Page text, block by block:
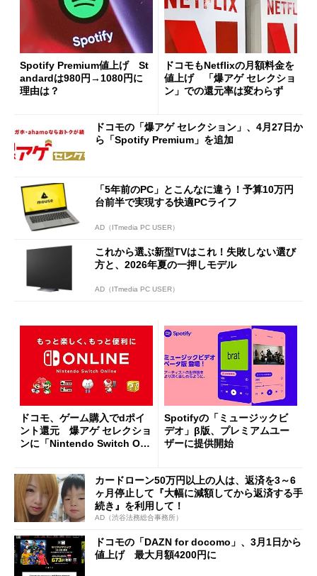
Spotify Premium値上げ St
andardは980円→1080円に
理由は？
ドコモもNetflixの月額料金を
値上げ 「爆アゲ セレクショ
ン」での還元率は変わらず
ドコモの「爆アゲ セレクション」、4月27日か
ら「Spotify Premium」を追加
「5年前のPC」とこんなに違う！予算10万円
台前半で実現する快適PCライフ
AD（ITmedia PC USER）
これから選ぶ新型TVはこれ！失敗しない選び
方と、2026年夏の一押しモデル
AD（ITmedia PC USER）
ドコモ、ゲーム購入でdポイ
ント還元 爆アゲ セレクショ
ンに「Nintendo Switch Onli
Spotifyの「ミュージックビ
デオ」β版、プレミアムユー
ザーに提供開始
カードローン50万円以上の人は、返済を3～6
ヶ月停止して『大幅に減額してから返済する手
続き』を利用して！
AD（渋谷法務総合事務所）
ドコモの「DAZN for docomo」、3月1日から
値上げ 最大月額4200円に